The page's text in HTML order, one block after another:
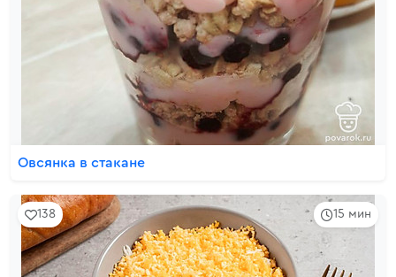
Овсянка в стакане
15 мин
138